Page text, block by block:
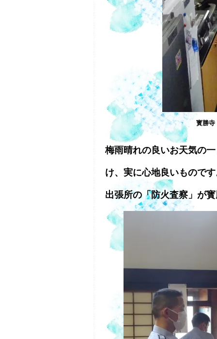
寳勝
梅雨晴れの良いお天気の
け、実に心地良いもので
出張所の「防火査察」が